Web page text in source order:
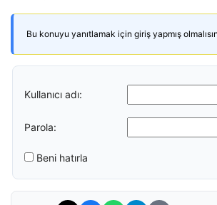
Bu konuyu yanıtlamak için giriş yapmış
Kullanıcı adı:
Parola:
Beni hatırla